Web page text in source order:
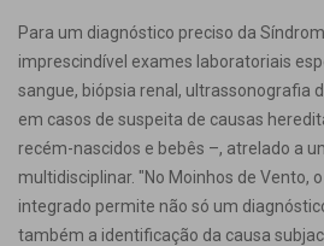
Para um diagnóstico preciso da
imprescindível exames laboratoriais
sangue, biópsia renal, ultrassonografia
em casos de suspeita de causas
recém-nascidos e bebês –, atrelado a
multidisciplinar. "No Moinhos de Vento,
integrado permite não só um
também a identificação da causa